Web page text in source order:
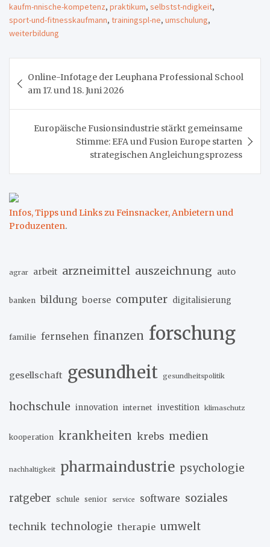
kaufm-nnische-kompetenz, praktikum, selbstst-ndigkeit,
sport-und-fitnesskaufmann, trainingspl-ne, umschulung,
weiterbildung
Online-Infotage der Leuphana Professional School
am 17. und 18. Juni 2026
Europäische Fusionsindustrie stärkt gemeinsame
Stimme: EFA und Fusion Europe starten
strategischen Angleichungsprozess
Infos, Tipps und Links zu Feinsnacker, Anbietern und
Produzenten.
agrar arbeit arzneimittel auszeichnung auto
banken bildung boerse computer digitalisierung
familie fernsehen finanzen forschung
gesellschaft gesundheit gesundheitspolitik
hochschule innovation internet investition klimaschutz
kooperation krankheiten krebs medien
nachhaltigkeit pharmaindustrie psychologie
ratgeber schule senior service software soziales
technik technologie therapie umwelt